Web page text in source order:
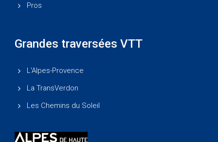
Pros
Grandes traversées VTT
L'Alpes-Provence
La TransVerdon
Les Chemins du Soleil